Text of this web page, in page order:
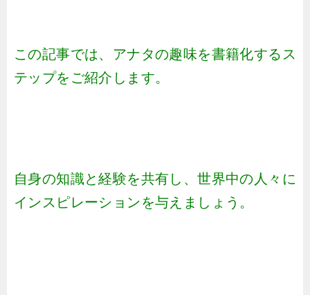
この記事では、アナタの趣味を書籍化するス
テップをご紹介します。
自身の知識と経験を共有し、世界中の人々に
インスピレーションを与えましょう。